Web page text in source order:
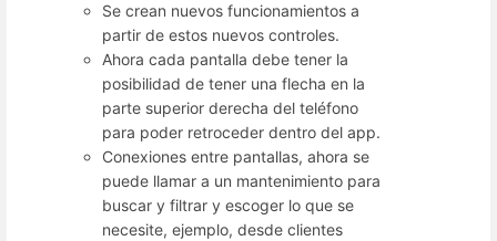
Se crean nuevos funcionamientos a
partir de estos nuevos controles.
Ahora cada pantalla debe tener la
posibilidad de tener una flecha en la
parte superior derecha del teléfono
para poder retroceder dentro del app.
Conexiones entre pantallas, ahora se
puede llamar a un mantenimiento para
buscar y filtrar y escoger lo que se
necesite, ejemplo, desde clientes